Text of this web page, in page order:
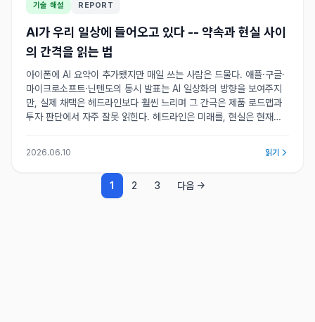
기술 해설 REPORT
AI가 우리 일상에 들어오고 있다 -- 약속과 현실 사이
의 간격을 읽는 법
아이폰에 AI 요약이 추가됐지만 매일 쓰는 사람은 드물다. 애플·구글·
마이크로소프트·닌텐도의 동시 발표는 AI 일상화의 방향을 보여주지
만, 실제 채택은 헤드라인보다 훨씬 느리며 그 간극은 제품 로드맵과
투자 판단에서 자주 잘못 읽힌다. 헤드라인은 미래를, 현실은 현재를
2026.06.10 읽기
1 2 3 다음 →